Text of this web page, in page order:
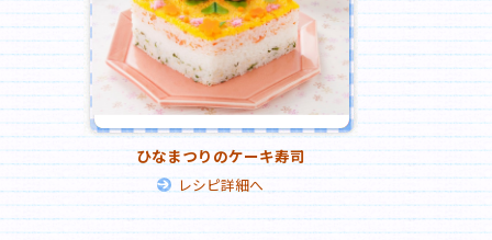
ひなまつりのケーキ寿司
レシピ詳細へ